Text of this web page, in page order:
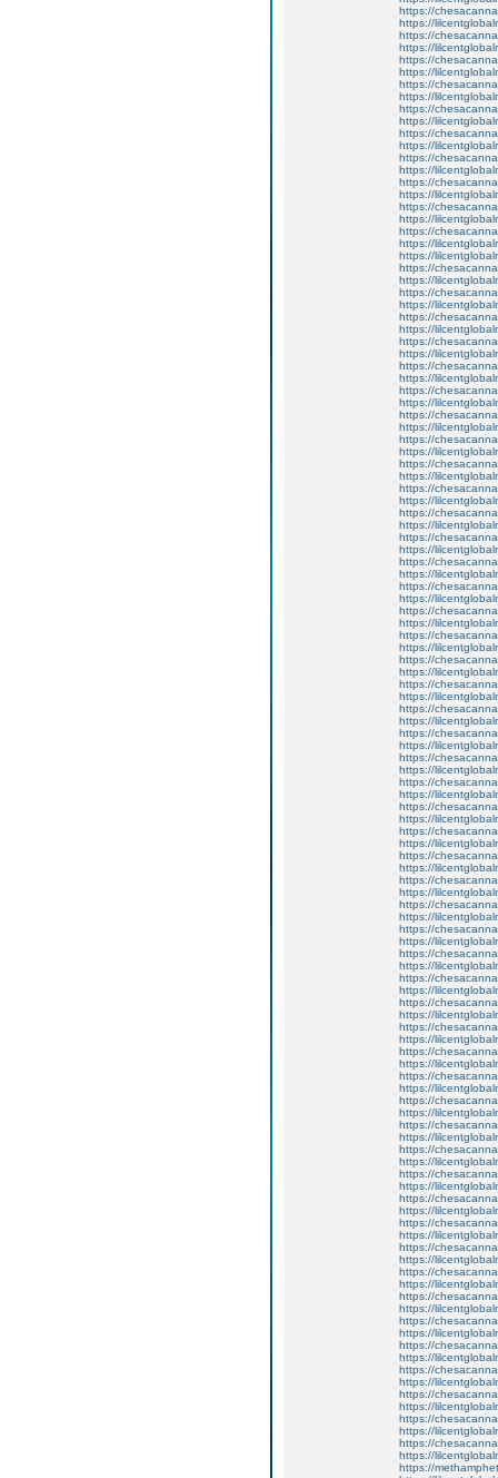
https://
https://
https://
https://
https://
https://
https://
https://
https://
https://
https://
https://
https://
https://
https://
https://
https://
https://
https://
https://
https://
https://
https://
https://
https://
https://
https://
https://
https://
https://
https://
https://
https://
https://
https://
https://
https://
https://
https://
https://
https://
https://
https://
https://
https://
https://
https://
https://
https://
https://
https://
https://
https://
https://
https://
https://
https://
https://
https://
https://
https://
https://
https://
https://
https://
https://
https://
https://
https://
https://
https://
https://
https://
https://
https://
https://
https://
https://
https://
https://
https://
https://
https://
https://
https://
https://
https://
https://
https://
https://
https://
https://
https://
https://
https://
https://
https://
https://
https://
https://
https://
https://
https://
https://
https://
https://
https://
https://
https://
https://
https://
https://
https://
https://
https://
https://
https://
https://
https://
https://